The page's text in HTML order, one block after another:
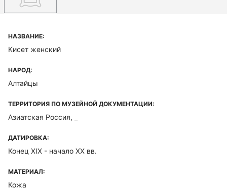
НАЗВАНИЕ:
Кисет женский
НАРОД:
Алтайцы
ТЕРРИТОРИЯ ПО МУЗЕЙНОЙ ДОКУМЕНТАЦИИ:
Азиатская Россия, _
ДАТИРОВКА:
Конец XIX - начало ХХ вв.
МАТЕРИАЛ:
Кожа